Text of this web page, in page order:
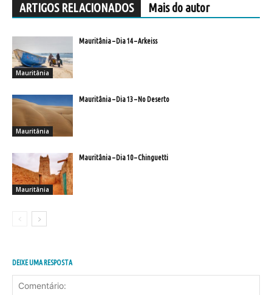
ARTIGOS RELACIONADOS Mais do autor
Mauritânia
Mauritânia – Dia 14 – Arkeiss
Mauritânia
Mauritânia – Dia 13 – No Deserto
Mauritânia
Mauritânia – Dia 10 – Chinguetti
DEIXE UMA RESPOSTA